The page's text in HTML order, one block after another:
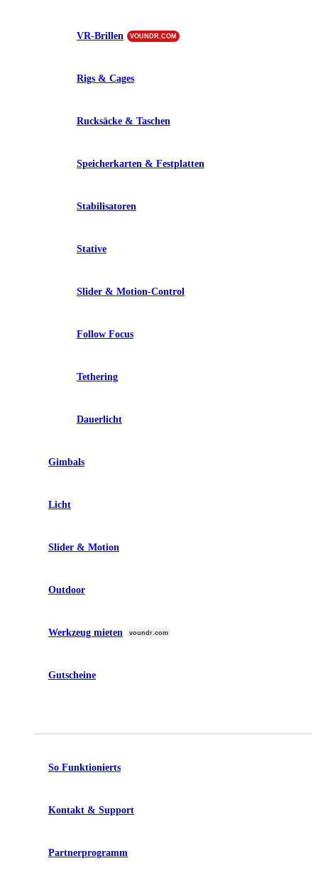
VR-Brillen VOUNDR.COM
Rigs & Cages
Rucksäcke & Taschen
Speicherkarten & Festplatten
Stabilisatoren
Stative
Slider & Motion-Control
Follow Focus
Tethering
Dauerlicht
Gimbals
Licht
Slider & Motion
Outdoor
Werkzeug mieten voundr.com
Gutscheine
So Funktionierts
Kontakt & Support
Partnerprogramm